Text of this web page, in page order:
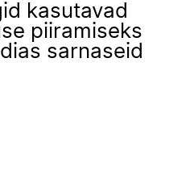
kasutavad
piiramiseks
sarnaseid